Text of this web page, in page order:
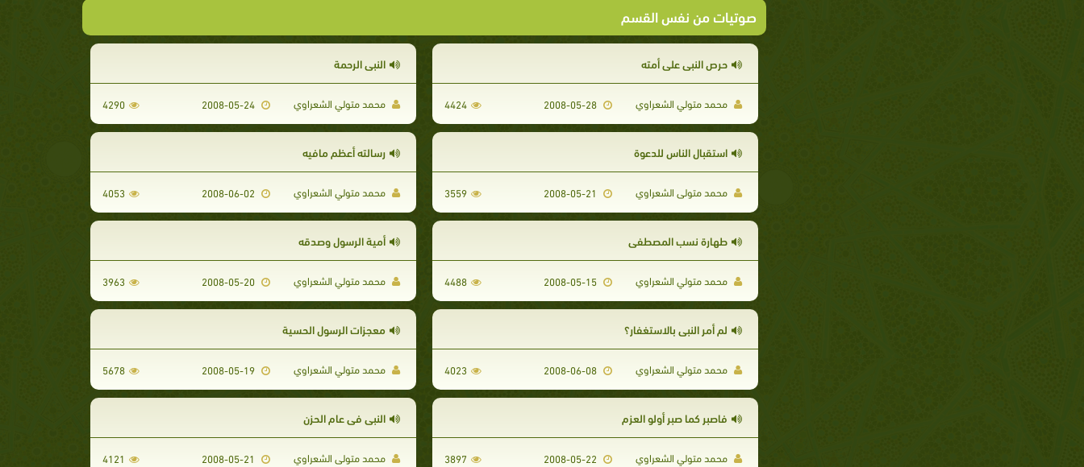
صوتيات من نفس القسم
حرص النبي على أمته
محمد متولي الشعراوي 2008-05-28
4424
النبي الرحمة
محمد متولي الشعراوي 2008-05-24
4290
استقبال الناس للدعوة
محمد متولى الشعراوي 3559
رسالته أعظم مافيه
محمد متولي الشعراوي 4053
طهارة نسب المصطفى
محمد متولي الشعراوي 2008-05-15
4488
أمية الرسول وصدقه
محمد متولي الشعراوي 2008-05-20
3963
لم أمر النبى بالاستغفار؟
محمد متولي الشعراوي 2008-06-08
4023
معجزات الرسول الحسية
محمد متولي الشعراوي 2008-05-19
5678
فاصبر كما صبر أولو العزم
محمد متولي الشعراوي 3897
النبي فى عام الحزن
محمد متولى الشعراوي 4121